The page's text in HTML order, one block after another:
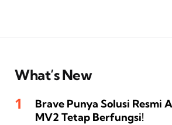
What’s New
Brave Punya Solusi Resmi
MV2 Tetap Berfungsi!